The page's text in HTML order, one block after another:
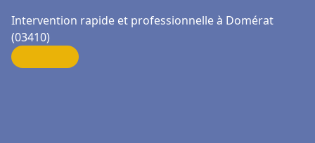
Intervention rapide et professionnelle à Domérat
(03410)